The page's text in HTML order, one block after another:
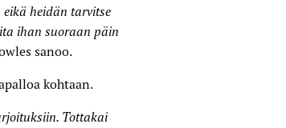
heidän tarvitse
ihan suoraan päin
sanoo.
kohtaan.
Tottakai